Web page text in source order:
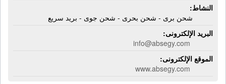
النشاط:
شحن برى - شحن بحرى - شحن جوى - بريد سريع
البريد الإلكترونى:
info@absegy.com
الموقع الإلكترونى:
www.absegy.com